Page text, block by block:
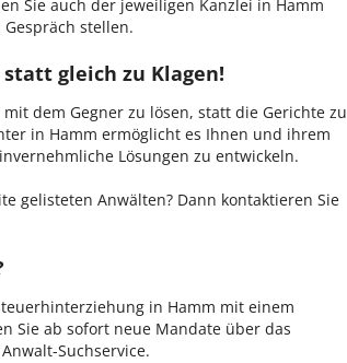
Sie auch der jeweiligen Kanzlei in Hamm
stellen.
gleich zu Klagen!
dem Gegner zu lösen, statt die Gerichte zu
in Hamm ermöglicht es Ihnen und ihrem
Lösungen zu entwickeln.
gelisteten Anwälten? Dann kontaktieren Sie
in Hamm mit einem
Sie ab sofort neue Mandate über das
Suchservice.